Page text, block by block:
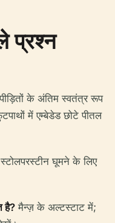
प्रश्न
के अंतिम स्वतंत्र रूप
में एम्बेडेड छोटे पीतल
घूमने के लिए
है? मैन्ज़ के अल्टस्टाट में;